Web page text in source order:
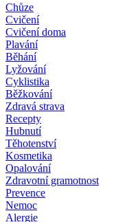
Chůze
Cvičení
Cvičení doma
Plavání
Běhání
Lyžování
Cyklistika
Běžkování
Zdravá strava
Recepty
Hubnutí
Těhotenství
Kosmetika
Opalování
Zdravotní gramotnost
Prevence
Nemoc
Alergie